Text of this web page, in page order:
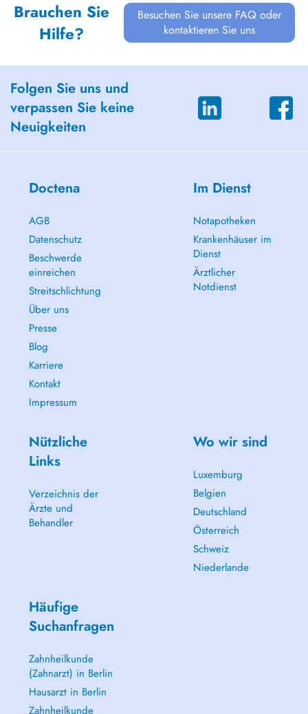
Brauchen Sie
Hilfe?
Besuchen Sie unsere FAQ oder
kontaktieren Sie uns
Folgen Sie uns und
verpassen Sie keine
Neuigkeiten
Doctena
AGB
Datenschutz
Beschwerde
einreichen
Streitschlichtung
Über uns
Presse
Blog
Karriere
Kontakt
Impressum
Im Dienst
Notapotheken
Krankenhäuser im
Dienst
Ärztlicher
Notdienst
Nützliche
Links
Verzeichnis der
Ärzte und
Behandler
Wo wir sind
Luxemburg
Belgien
Deutschland
Österreich
Schweiz
Niederlande
Häufige
Suchanfragen
Zahnheilkunde
(Zahnarzt) in Berlin
Hausarzt in Berlin
Zahnheilkunde